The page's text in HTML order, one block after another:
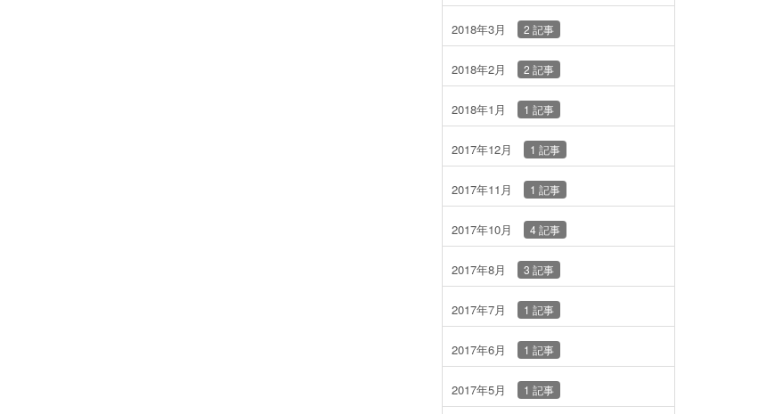
2018年3月 2 記事
2018年2月 2 記事
2018年1月 1 記事
2017年12月 1 記事
2017年11月 1 記事
2017年10月 4 記事
2017年8月 3 記事
2017年7月 1 記事
2017年6月 1 記事
2017年5月 1 記事